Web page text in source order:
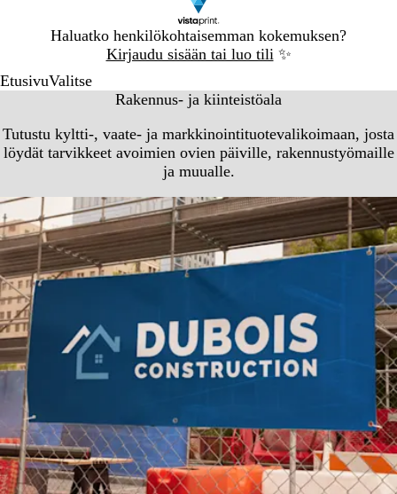
Haluatko henkilökohtaisemman kokemuksen?
Kirjaudu sisään tai luo tili ✨
1
EtusivuValitse
Rakennus- ja kiinteistöala
Tutustu kyltti-, vaate- ja markkinointituotevalikoimaan, josta
löydät tarvikkeet avoimien ovien päiville, rakennustyömaille
ja muualle.